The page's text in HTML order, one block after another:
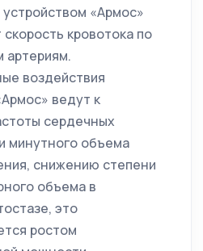
«Армос»
кровотока по
артериям.
воздействия
ведут к
сердечных
минутного объема
снижению степени
объема в
это
ростом